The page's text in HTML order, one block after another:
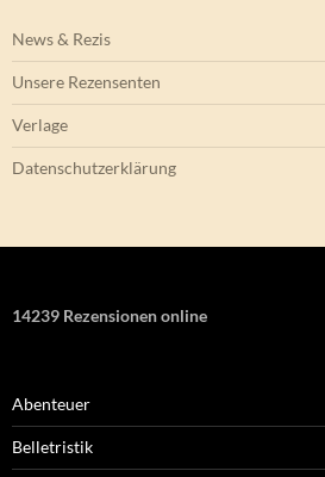
News & Rezis
Unsere Rezensenten
Verlage
Datenschutzerklärung
14239 Rezensionen online
Abenteuer
Belletristik